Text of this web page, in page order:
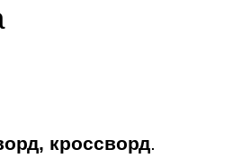
кроссворд.